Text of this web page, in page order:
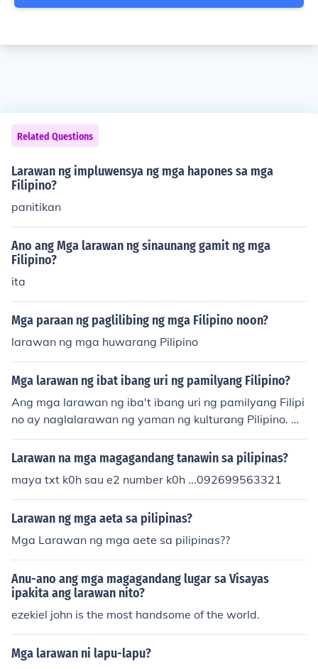
Related Questions
Larawan ng impluwensya ng mga hapones sa mga
Filipino?
panitikan
Ano ang Mga larawan ng sinaunang gamit ng mga
Filipino?
ita
Mga paraan ng paglilibing ng mga Filipino noon?
larawan ng mga huwarang Pilipino
Mga larawan ng ibat ibang uri ng pamilyang Filipino?
Ang mga larawan ng iba't ibang uri ng pamilyang Filipi
no ay naglalarawan ng yaman ng kulturang Pilipino. M
akikita dito ang mga tradisyunal na pamilyang may ma
gulang at mga anak, mga pamilyang multi-generationa
a iba't ibang etnolinggwistikong grupo. Ang bawat lara
wan ay nagpapakita ng pagkakaiba-iba sa kanilang m
ga kaugalian, tradisyon, at pamumuhay, ngunit lahat sil
a ay nagbabahagi ng mga halaga tulad ng pagmamah
Larawan na mga magagandang tanawin sa pilipinas?
maya txt k0h sau e2 number k0h ...092699563321
Larawan ng mga aeta sa pilipinas?
Mga Larawan ng mga aete sa pilipinas??
Anu-ano ang mga magagandang lugar sa Visayas
ipakita ang larawan nito?
ezekiel john is the most handsome of the world.
Mga larawan ni lapu-lapu?